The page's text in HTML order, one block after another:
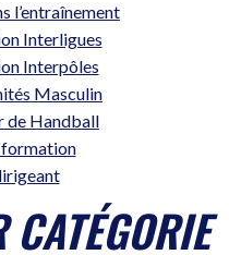
l’entraînement
Interligues
Interpôles
Masculin
de Handball